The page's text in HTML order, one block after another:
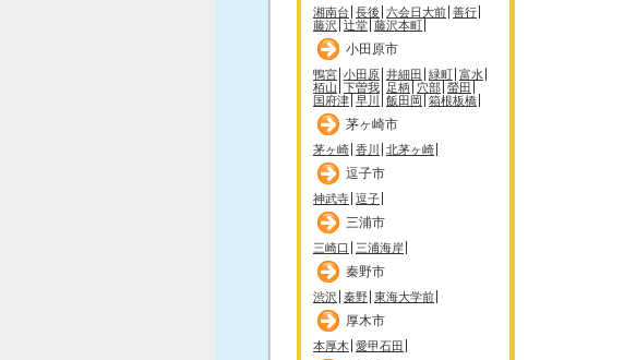
湘南台 長後 六会日大前 善行
藤沢 辻堂 藤沢本町
小田原市
鴨宮 小田原 井細田 緑町 富水
栢山 下曽我 足柄 穴部 螢田
国府津 早川 飯田岡 箱根板橋
茅ヶ崎市
茅ヶ崎 香川 北茅ヶ崎
逗子市
神武寺 逗子
三浦市
三崎口 三浦海岸
秦野市
渋沢 秦野 東海大学前
厚木市
本厚木 愛甲石田